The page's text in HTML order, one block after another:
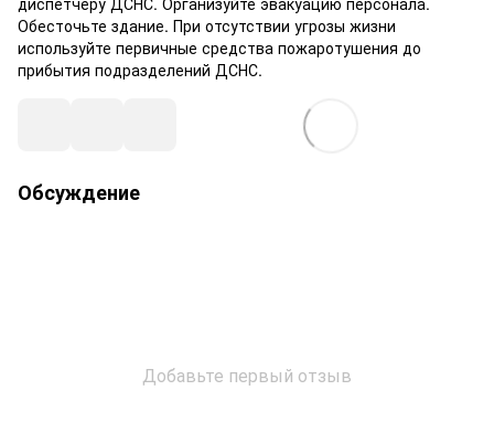
Обесточьте здание. При отсутствии угрозы жизни
используйте первичные средства пожаротушения до
прибытия подразделений ДСНС.
Обсуждение
Добавьте первый отзыв